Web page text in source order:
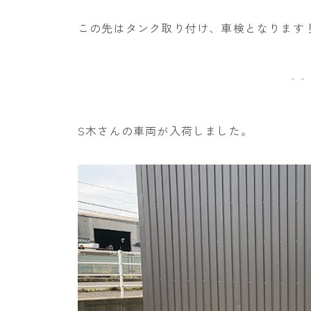
この先はタンク取り付け、車検となります
S木さんの車両が入荷しました。